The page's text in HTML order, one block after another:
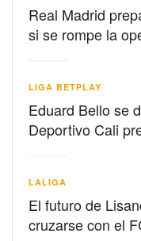
Real Madrid
si se rompe la
LIGA BETPLAY
Eduard Bello se
Deportivo Cali
LALIGA
El futuro de
cruzarse con el